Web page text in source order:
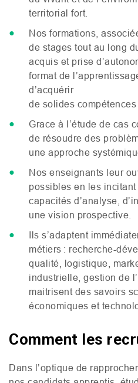
territorial fort.
Nos formations,
de stages tout au long
acquis et prise
format de
d’acquérir
de solides
Grace à l’étude de cas
de résoudre des
une approche
Nos enseignants leur
possibles en les
capacités d’analyse,
une vision prospective.
Ils s’adaptent
métiers : recherche-
qualité, logistique,
industrielle, gestion de
maitrisent des savoirs
économiques et
Comment les
Dans l’optique de